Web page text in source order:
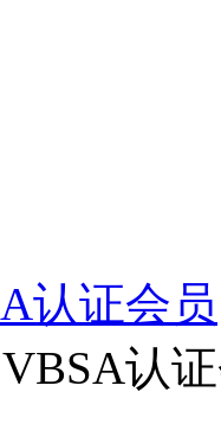
认证会员
VBSA认